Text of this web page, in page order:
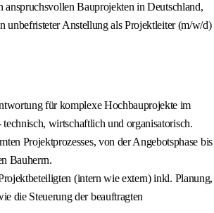
anspruchsvollen Bauprojekten in Deutschland,
unbefristeter Anstellung als Projektleiter (m/w/d)
für komplexe Hochbauprojekte im
technisch, wirtschaftlich und organisatorisch.
Projektprozesses, von der Angebotsphase bis
Bauherrn.
(intern wie extern) inkl. Planung,
die Steuerung der beauftragten